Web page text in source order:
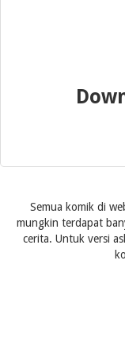
Semua komik di
mungkin terdapat
cerita. Untuk versi